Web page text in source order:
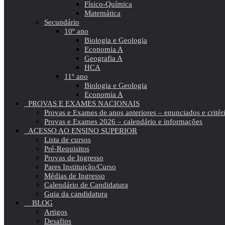
Físico-Química
Matemática
Secundário
10º ano
Biologia e Geologia
Economia A
Geografia A
HCA
11º ano
Biologia e Geologia
Economia A
PROVAS E EXAMES NACIONAIS
Provas e Exames de anos anteriores – enunciados e
Provas e Exames 2026 – calendário e informações
ACESSO AO ENSINO SUPERIOR
Lista de cursos
Pré-Requisitos
Provas de Ingresso
Pares Instituição/Curso
Médias de Ingresso
Calendário de Candidatura
Guia da candidatura
BLOG
Artigos
Desafios